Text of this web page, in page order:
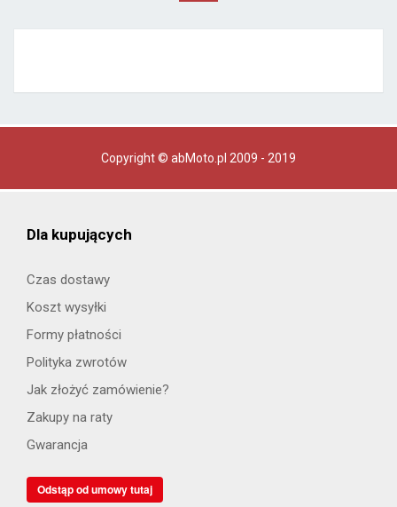
Copyright © abMoto.pl 2009 - 2019
Dla kupujących
Czas dostawy
Koszt wysyłki
Formy płatności
Polityka zwrotów
Jak złożyć zamówienie?
Zakupy na raty
Gwarancja
Odstąp od umowy tutaj